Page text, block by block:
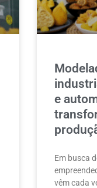
e
Em busca
vêm cada